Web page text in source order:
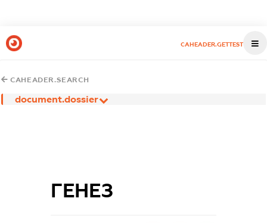
CAHEADER.GETTEST
CAHEADER.SEARCH
document.dossier
ГЕНЕЗ